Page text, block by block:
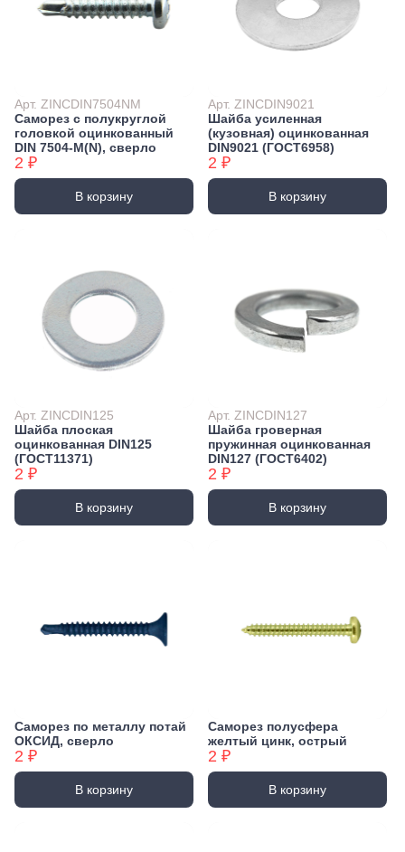
Арт. ZINCDIN7504NM
Саморез с полукруглой
головкой оцинкованный
DIN 7504-М(N), сверло
2 ₽
В корзину
Арт. ZINCDIN9021
Шайба усиленная
(кузовная) оцинкованная
DIN9021 (ГОСТ6958)
2 ₽
В корзину
Арт. ZINCDIN125
Шайба плоская
оцинкованная DIN125
(ГОСТ11371)
2 ₽
В корзину
Арт. ZINCDIN127
Шайба гроверная
пружинная оцинкованная
DIN127 (ГОСТ6402)
2 ₽
В корзину
Саморез по металлу потай
ОКСИД, сверло
2 ₽
В корзину
Саморез полусфера
желтый цинк, острый
2 ₽
В корзину